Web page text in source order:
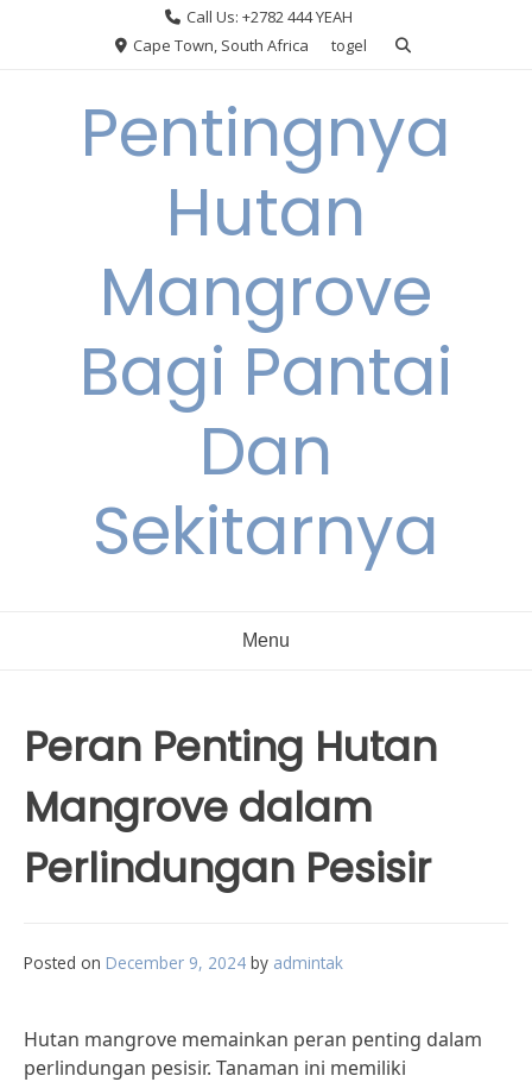
Call Us: +2782 444 YEAH
Cape Town, South Africa
togel
Pentingnya
Hutan
Mangrove
Bagi Pantai
Dan
Sekitarnya
Menu
Peran Penting Hutan
Mangrove dalam
Perlindungan Pesisir
Posted on December 9, 2024 by admintak
Hutan mangrove memainkan peran penting dalam
perlindungan pesisir. Tanaman ini memiliki